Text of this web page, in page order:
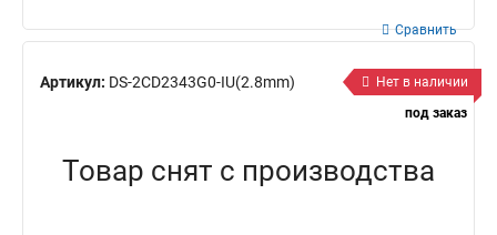
Артикул: DS-2CD2343G0-IU(2.8mm)
Сравнить
Нет в наличии
под заказ
Товар снят с производства